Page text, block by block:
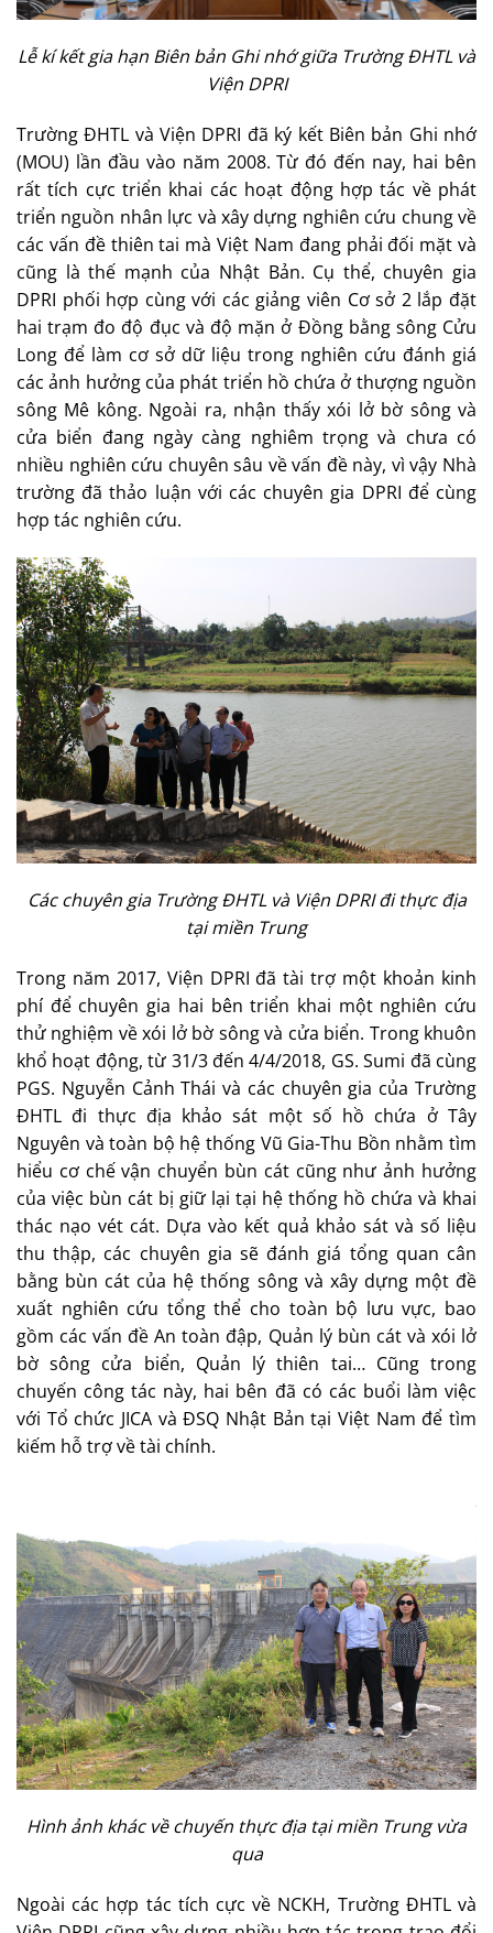
Lễ kí kết gia hạn Biên bản Ghi nhớ giữa Trường ĐHTL và
Viện DPRI
Trường ĐHTL và Viện DPRI đã ký kết Biên bản Ghi nhớ
(MOU) lần đầu vào năm 2008. Từ đó đến nay, hai bên
rất tích cực triển khai các hoạt động hợp tác về phát
triển nguồn nhân lực và xây dựng nghiên cứu chung về
các vấn đề thiên tai mà Việt Nam đang phải đối mặt và
cũng là thế mạnh của Nhật Bản. Cụ thể, chuyên gia
DPRI phối hợp cùng với các giảng viên Cơ sở 2 lắp đặt
hai trạm đo độ đục và độ mặn ở Đồng bằng sông Cửu
Long để làm cơ sở dữ liệu trong nghiên cứu đánh giá
các ảnh hưởng của phát triển hồ chứa ở thượng nguồn
sông Mê kông. Ngoài ra, nhận thấy xói lở bờ sông và
cửa biển đang ngày càng nghiêm trọng và chưa có
nhiều nghiên cứu chuyên sâu về vấn đề này, vì vậy Nhà
trường đã thảo luận với các chuyên gia DPRI để cùng
hợp tác nghiên cứu.
Các chuyên gia Trường ĐHTL và Viện DPRI đi thực địa
tại miền Trung
Trong năm 2017, Viện DPRI đã tài trợ một khoản kinh
phí để chuyên gia hai bên triển khai một nghiên cứu
thử nghiệm về xói lở bờ sông và cửa biển. Trong khuôn
khổ hoạt động, từ 31/3 đến 4/4/2018, GS. Sumi đã cùng
PGS. Nguyễn Cảnh Thái và các chuyên gia của Trường
ĐHTL đi thực địa khảo sát một số hồ chứa ở Tây
Nguyên và toàn bộ hệ thống Vũ Gia-Thu Bồn nhằm tìm
hiểu cơ chế vận chuyển bùn cát cũng như ảnh hưởng
của việc bùn cát bị giữ lại tại hệ thống hồ chứa và khai
thác nạo vét cát. Dựa vào kết quả khảo sát và số liệu
thu thập, các chuyên gia sẽ đánh giá tổng quan cân
bằng bùn cát của hệ thống sông và xây dựng một đề
xuất nghiên cứu tổng thể cho toàn bộ lưu vực, bao
gồm các vấn đề An toàn đập, Quản lý bùn cát và xói lở
bờ sông cửa biển, Quản lý thiên tai… Cũng trong
chuyến công tác này, hai bên đã có các buổi làm việc
với Tổ chức JICA và ĐSQ Nhật Bản tại Việt Nam để tìm
kiếm hỗ trợ về tài chính.
Hình ảnh khác về chuyến thực địa tại miền Trung vừa
qua
Ngoài các hợp tác tích cực về NCKH, Trường ĐHTL và